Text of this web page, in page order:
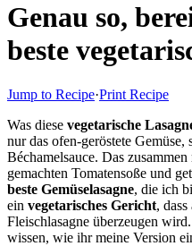
Genau so,
beste
Jump to Recipe·Print Recipe
Was diese vegetarische
nur das ofen-geröstete Gemüse,
Béchamelsauce. Das
gemachten Tomatensoße und
beste Gemüselasagne, die ich
ein vegetarisches Gericht,
Fleischlasagne überzeugen
wissen, wie ihr meine Version